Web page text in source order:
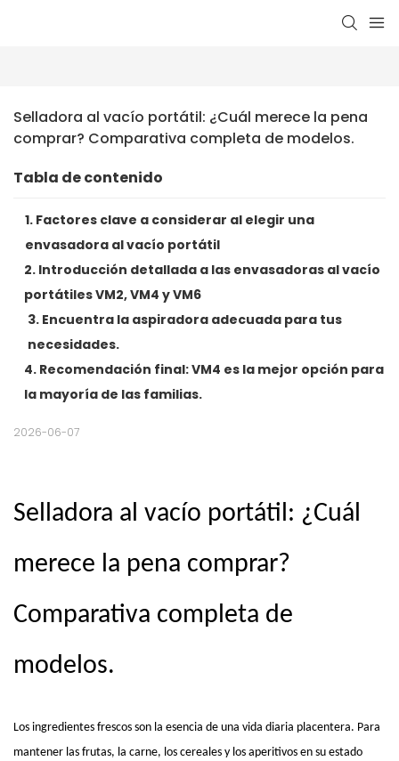
Selladora al vacío portátil: ¿Cuál merece la pena
comprar? Comparativa completa de modelos.
Tabla de contenido
1. Factores clave a considerar al elegir una
envasadora al vacío portátil
2. Introducción detallada a las envasadoras al vacío
portátiles VM2, VM4 y VM6
3. Encuentra la aspiradora adecuada para tus
necesidades.
4. Recomendación final: VM4 es la mejor opción para
la mayoría de las familias.
2026-06-07
Selladora al vacío portátil: ¿Cuál
merece la pena comprar?
Comparativa completa de
modelos.
Los ingredientes frescos son la esencia de una vida diaria placentera. Para
mantener las frutas, la carne, los cereales y los aperitivos en su estado